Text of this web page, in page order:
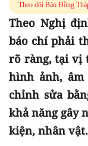
Theo dõi Báo Đồng
Theo Nghị
báo chí phải
rõ ràng, tại vị
hình ảnh, âm
chỉnh sửa
khả năng gây
kiện, nhân vật.